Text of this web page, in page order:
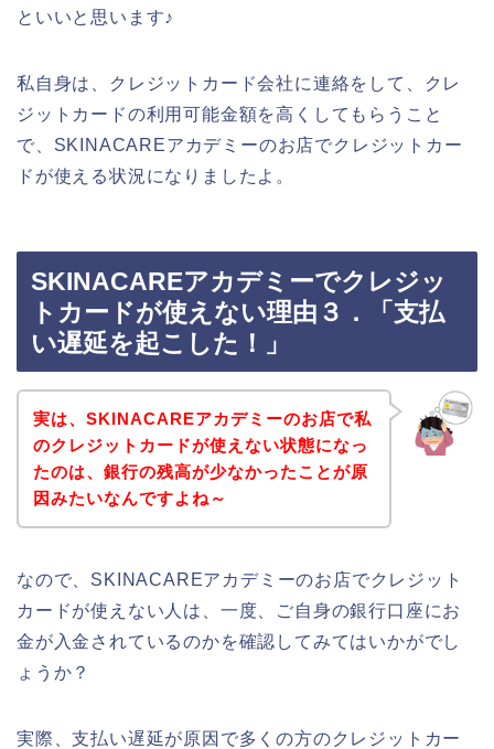
といいと思います♪
私自身は、クレジットカード会社に連絡をして、クレ
ジットカードの利用可能金額を高くしてもらうこと
で、SKINACAREアカデミーのお店でクレジットカー
ドが使える状況になりましたよ。
SKINACAREアカデミーでクレジッ
トカードが使えない理由３．「支払
い遅延を起こした！」
実は、SKINACAREアカデミーのお店で私
のクレジットカードが使えない状態になっ
たのは、銀行の残高が少なかったことが原
因みたいなんですよね～
なので、SKINACAREアカデミーのお店でクレジット
カードが使えない人は、一度、ご自身の銀行口座にお
金が入金されているのかを確認してみてはいかがでし
ょうか？
実際、支払い遅延が原因で多くの方のクレジットカー